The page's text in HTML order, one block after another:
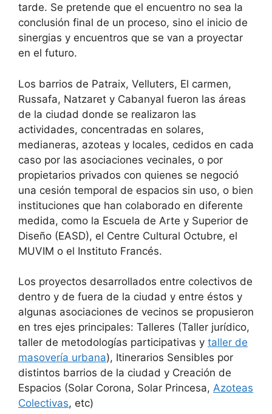
tarde. Se pretende que el encuentro no sea la
conclusión final de un proceso, sino el inicio de
sinergias y encuentros que se van a proyectar
en el futuro.
Los barrios de Patraix, Velluters, El carmen,
Russafa, Natzaret y Cabanyal fueron las áreas
de la ciudad donde se realizaron las
actividades, concentradas en solares,
medianeras, azoteas y locales, cedidos en cada
caso por las asociaciones vecinales, o por
propietarios privados con quienes se negoció
una cesión temporal de espacios sin uso, o bien
instituciones que han colaborado en diferente
medida, como la Escuela de Arte y Superior de
Diseño (EASD), el Centre Cultural Octubre, el
MUVIM o el Instituto Francés.
Los proyectos desarrollados entre colectivos de
dentro y de fuera de la ciudad y entre éstos y
algunas asociaciones de vecinos se propusieron
en tres ejes principales: Talleres (Taller jurídico,
taller de metodologías participativas y taller de
masovería urbana), Itinerarios Sensibles por
distintos barrios de la ciudad y Creación de
Espacios (Solar Corona, Solar Princesa, Azoteas
Colectivas, etc)